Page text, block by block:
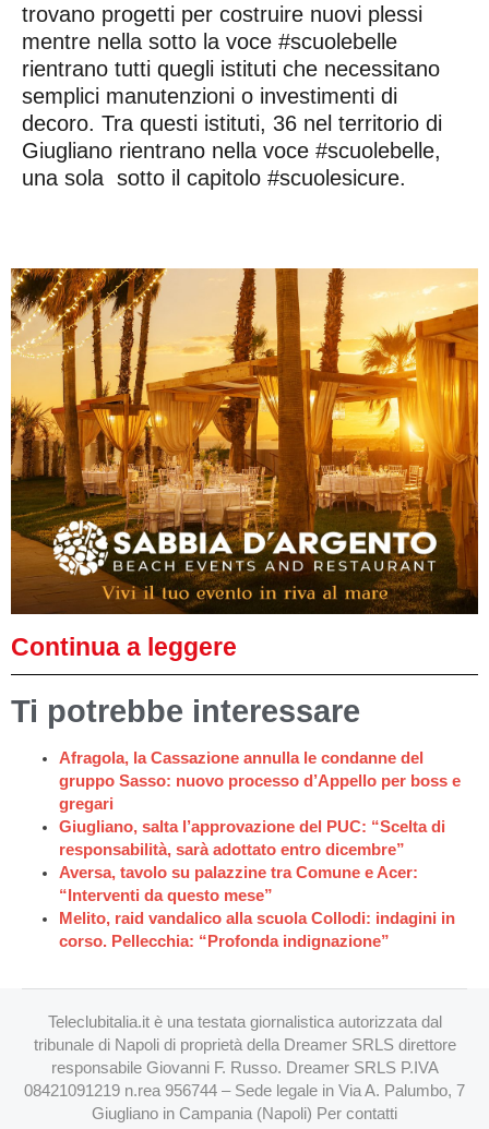
trovano progetti per costruire nuovi plessi
mentre nella sotto la voce #scuolebelle
rientrano tutti quegli istituti che necessitano
semplici manutenzioni o investimenti di
decoro. Tra questi istituti, 36 nel territorio di
Giugliano rientrano nella voce #scuolebelle,
una sola sotto il capitolo #scuolesicure.
Continua a leggere
Ti potrebbe interessare
Afragola, la Cassazione annulla le condanne del
gruppo Sasso: nuovo processo d’Appello per boss e
gregari
Giugliano, salta l’approvazione del PUC: “Scelta di
responsabilità, sarà adottato entro dicembre”
Aversa, tavolo su palazzine tra Comune e Acer:
“Interventi da questo mese”
Melito, raid vandalico alla scuola Collodi: indagini in
corso. Pellecchia: “Profonda indignazione”
Teleclubitalia.it è una testata giornalistica autorizzata dal
tribunale di Napoli di proprietà della Dreamer SRLS direttore
responsabile Giovanni F. Russo. Dreamer SRLS P.IVA
08421091219 n.rea 956744 – Sede legale in Via A. Palumbo, 7
Giugliano in Campania (Napoli) Per contatti